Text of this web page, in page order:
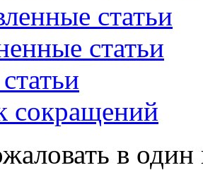
статьи
статьи
сокращений
в